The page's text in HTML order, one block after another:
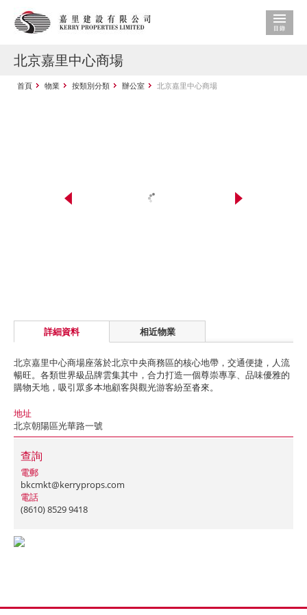
北京嘉里中心商場
首頁 物業 按類別分類 辦公室 北京嘉里中心商場
詳細資料 相近物業
北京嘉里中心商場座落於北京中央商務區的核心地帶，交通便捷，人流
暢旺。各類世界級品牌雲集其中，合力打造一個尊崇專享、品味優雅的
購物天地，吸引眾多本地顧客與觀光游客紛至沓來。
地址
北京朝陽區光華路一號
查詢
電郵
bkcmkt@kerryprops.com
電話
(8610) 8529 9418